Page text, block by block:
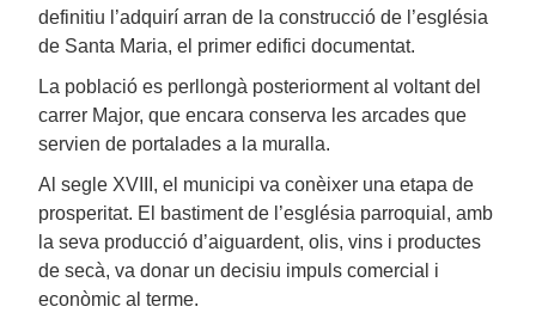
definitiu l’adquirí arran de la construcció de l’església
de Santa Maria, el primer edifici documentat.
La població es perllongà posteriorment al voltant del
carrer Major, que encara conserva les arcades que
servien de portalades a la muralla.
Al segle XVIII, el municipi va conèixer una etapa de
prosperitat. El bastiment de l’església parroquial, amb
la seva producció d’aiguardent, olis, vins i productes
de secà, va donar un decisiu impuls comercial i
econòmic al terme.